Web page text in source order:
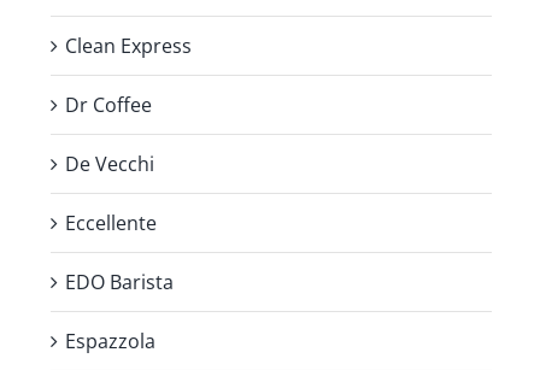
Clean Express
Dr Coffee
De Vecchi
Eccellente
EDO Barista
Espazzola